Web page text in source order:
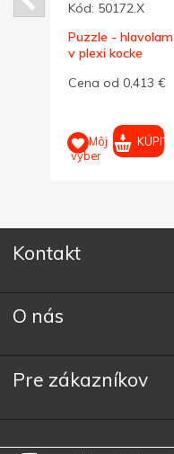
Kód: 50172.X
Puzzle - hlavolam
v plexi kocke
Cena od 0,413 €
Môj
výber
KÚPIŤ
Kontakt
O nás
Pre zákazníkov